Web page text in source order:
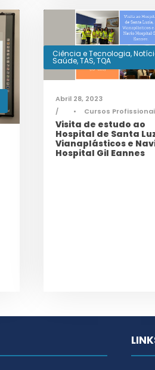
Ciência e Tecnologia,
Saúde,TAS,TQA
Abril 28, 2023
•
Cursos
Visita de estudo ao
Hospital de Santa
Vianaplásticos e
Hospital Gil Eannes